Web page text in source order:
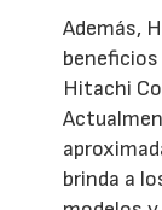
Además,
Hitachi
brinda a